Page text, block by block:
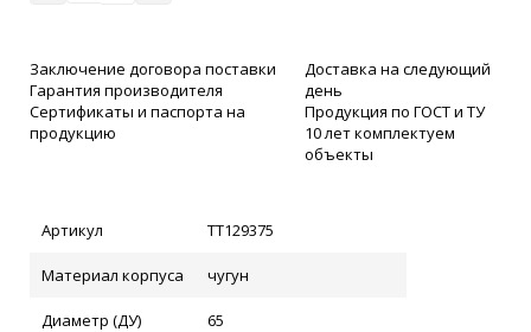
Заключение договора поставки
Гарантия производителя
Сертификаты и паспорта на
продукцию
Доставка на следующий
день
Продукция по ГОСТ и ТУ
10 лет комплектуем
объекты
Артикул ТТ129375
Материал корпуса чугун
Диаметр (ДУ) 65